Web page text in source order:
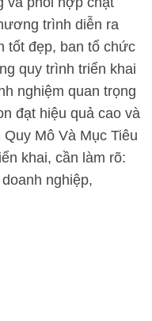
trình diễn ra
tốt đẹp, ban tổ chức
quy trình triển khai
nghiệm quan trọng
đạt hiệu quả cao và
Mô Và Mục Tiêu
khai, cần làm rõ:
nghiệp,